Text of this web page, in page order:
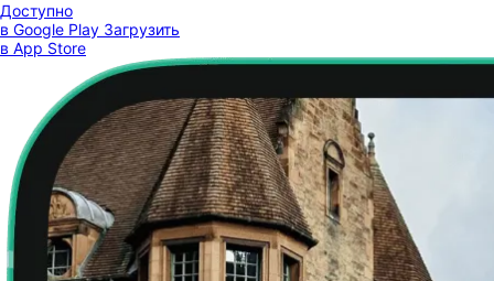
Доступно
в Google Play Загрузить
в App Store